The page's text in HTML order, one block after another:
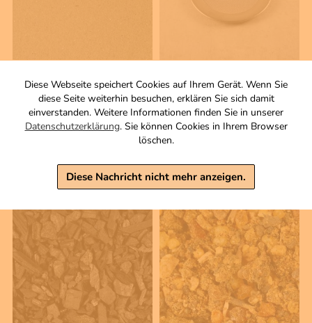
Diese Webseite speichert Cookies auf Ihrem Gerät. Wenn Sie
diese Seite weiterhin besuchen, erklären Sie sich damit
einverstanden. Weitere Informationen finden Sie in unserer
Datenschutzerklärung. Sie können Cookies in Ihrem Browser
löschen.
Diese Nachricht nicht mehr anzeigen.
Räuchersand
1,90 €
inkl. MwSt, zzgl. Versand
Warenkorb
Räuchersieb - groß
14,50 €
inkl. MwSt, zzgl. Versand
Warenkorb